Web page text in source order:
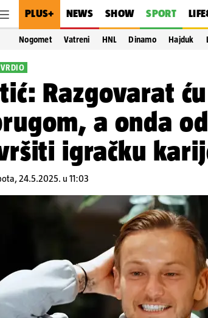
PLUS+ NEWS SHOW SPORT
Nogomet Vatreni HNL Dinamo Hajduk
Razgovarat
a onda
igračku
24.5.2025. u 11:03